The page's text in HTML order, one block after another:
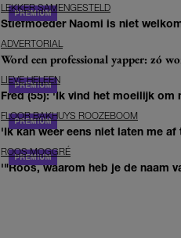
LEKKER SAMENGESTELD
Stiefmoeder Naomi is niet
ADVERTORIAL
Word een professional yapper: zó
LIEVE HELEEN
Fred (55): 'Ik vind het moeilijk
FLOOR BAKHUYS ROOZEBOOM
'Ik kan weer eens niet laten me
ROOS MOGGRÉ
'"Roos, waarom heb je de naam